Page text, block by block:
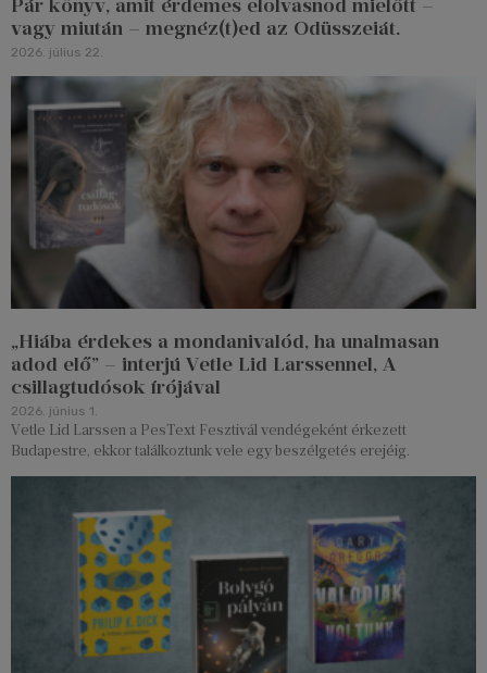
Pár könyv, amit érdemes elolvasnod mielőtt –
vagy miután – megnéz(t)ed az Odüsszeiát.
2026. július 22.
„Hiába érdekes a mondanivalód, ha unalmasan
adod elő” – interjú Vetle Lid Larssennel, A
csillagtudósok írójával
2026. június 1.
Vetle Lid Larssen a PesText Fesztivál vendégeként érkezett
Budapestre, ekkor találkoztunk vele egy beszélgetés erejéig.